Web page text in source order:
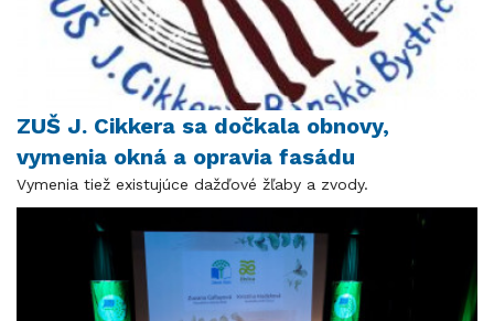
ZUŠ J. Cikkera sa dočkala obnovy,
vymenia okná a opravia fasádu
Vymenia tiež existujúce dažďové žľaby a zvody.